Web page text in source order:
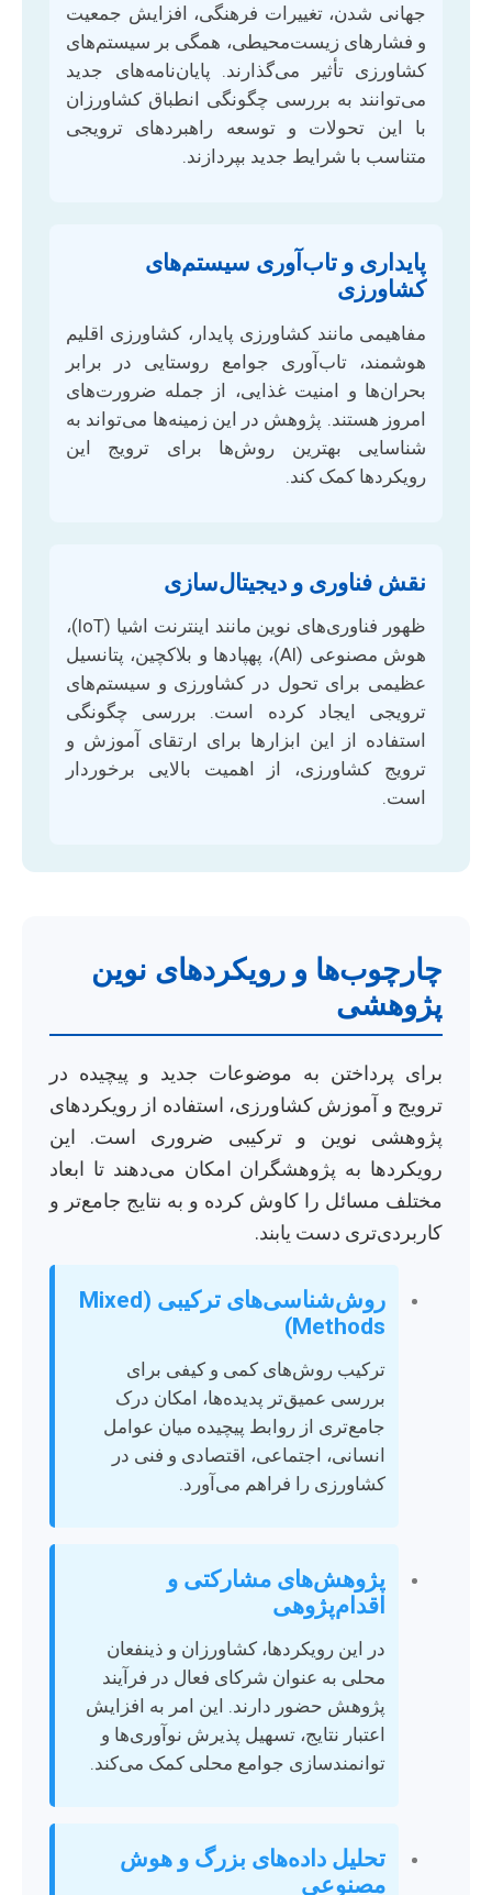
جهانی شدن، تغییرات فرهنگی، افزایش جمعیت
و فشارهای زیست‌محیطی، همگی بر سیستم‌های
کشاورزی تأثیر می‌گذارند. پایان‌نامه‌های جدید
می‌توانند به بررسی چگونگی انطباق کشاورزان
با این تحولات و توسعه راهبردهای ترویجی
متناسب با شرایط جدید بپردازند.
پایداری و تاب‌آوری سیستم‌های
کشاورزی
مفاهیمی مانند کشاورزی پایدار، کشاورزی اقلیم
هوشمند، تاب‌آوری جوامع روستایی در برابر
بحران‌ها و امنیت غذایی، از جمله ضرورت‌های
امروز هستند. پژوهش در این زمینه‌ها می‌تواند به
شناسایی بهترین روش‌ها برای ترویج این
رویکردها کمک کند.
نقش فناوری و دیجیتال‌سازی
ظهور فناوری‌های نوین مانند اینترنت اشیا (IoT)،
هوش مصنوعی (AI)، پهپادها و بلاکچین، پتانسیل
عظیمی برای تحول در کشاورزی و سیستم‌های
ترویجی ایجاد کرده است. بررسی چگونگی
استفاده از این ابزارها برای ارتقای آموزش و
ترویج کشاورزی، از اهمیت بالایی برخوردار
است.
چارچوب‌ها و رویکردهای نوین
پژوهشی
برای پرداختن به موضوعات جدید و پیچیده در
ترویج و آموزش کشاورزی، استفاده از رویکردهای
پژوهشی نوین و ترکیبی ضروری است. این
رویکردها به پژوهشگران امکان می‌دهند تا ابعاد
مختلف مسائل را کاوش کرده و به نتایج جامع‌تر و
کاربردی‌تری دست یابند.
روش‌شناسی‌های ترکیبی (Mixed
Methods)
ترکیب روش‌های کمی و کیفی برای
بررسی عمیق‌تر پدیده‌ها، امکان درک
جامع‌تری از روابط پیچیده میان عوامل
انسانی، اجتماعی، اقتصادی و فنی در
کشاورزی را فراهم می‌آورد.
پژوهش‌های مشارکتی و
اقدام‌پژوهی
در این رویکردها، کشاورزان و ذینفعان
محلی به عنوان شرکای فعال در فرآیند
پژوهش حضور دارند. این امر به افزایش
اعتبار نتایج، تسهیل پذیرش نوآوری‌ها و
توانمندسازی جوامع محلی کمک می‌کند.
تحلیل داده‌های بزرگ و هوش
مصنوعی